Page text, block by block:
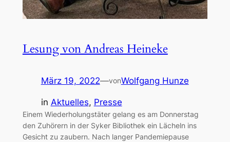
Lesung von Andreas Heineke
März 19, 2022—vonWolfgang Hunze
in Aktuelles, Presse
Einem Wiederholungstäter gelang es am Donnerstag
den Zuhörern in der Syker Bibliothek ein Lächeln ins
Gesicht zu zaubern. Nach langer Pandemiepause